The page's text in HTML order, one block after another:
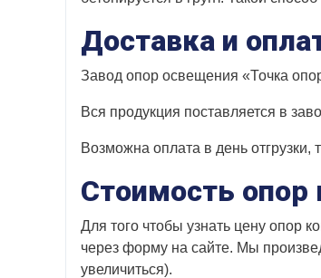
Доставка и
Завод опор освещения «Точка
Вся продукция поставляется в
Возможна оплата в день
Стоимость опор
Для того чтобы узнать цену опор
через форму на сайте. Мы
увеличиться).